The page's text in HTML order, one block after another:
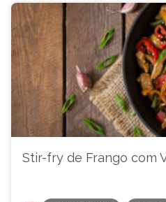
Stir-fry de Frango com